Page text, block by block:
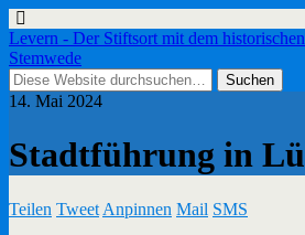
Levern - Der Stiftsort mit dem
Stemwede
14. Mai 2024
Stadtführung in
Teilen Tweet Anpinnen Mail SMS